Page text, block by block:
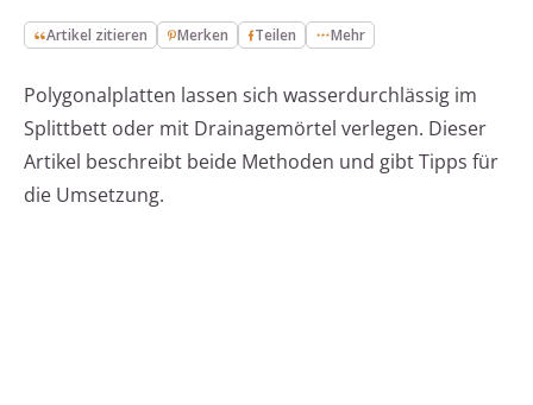
Artikel zitieren Merken Teilen Mehr
Polygonalplatten lassen sich wasserdurchlässig im
Splittbett oder mit Drainagemörtel verlegen. Dieser
Artikel beschreibt beide Methoden und gibt Tipps für
die Umsetzung.